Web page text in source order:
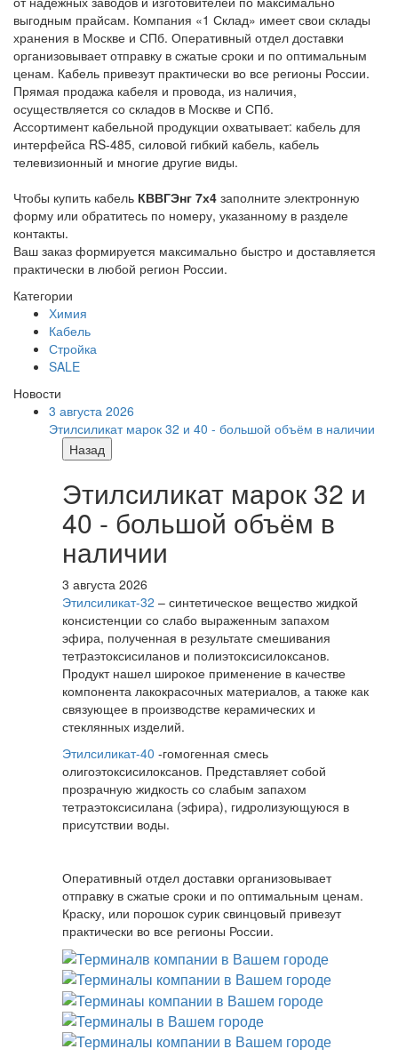
выгодным прайсам. Компания «1 Склад» имеет свои склады
хранения в Москве и СПб. Оперативный отдел доставки
организовывает отправку в сжатые сроки и по оптимальным
ценам. Кабель привезут практически во все регионы России.
Прямая продажа кабеля и провода, из наличия,
осуществляется со складов в Москве и СПб.
Ассортимент кабельной продукции охватывает: кабель для
интерфейса RS-485, силовой гибкий кабель, кабель
телевизионный и многие другие виды.
Чтобы купить кабель КВВГЭнг 7х4 заполните электронную
форму или обратитесь по номеру, указанному в разделе
контакты.
Ваш заказ формируется максимально быстро и доставляется
практически в любой регион России.
Категории
Химия
Кабель
Стройка
SALE
Новости
3 августа 2026
Этилсиликат марок 32 и 40 - большой объём в наличии
Назад
Этилсиликат марок 32 и
40 - большой объём в
наличии
3 августа 2026
Этилсиликат-32 – синтетическое вещество жидкой
консистенции со слабо выраженным запахом
эфира, полученная в результате смешивания
тетpаэтоксисиланов и полиэтоксисилоксанов.
Продукт нашел широкое применение в качестве
компонента лакокрасочных материалов, а также как
связующее в производстве керамических и
стеклянных изделий.
Этилсиликат-40 -гомогенная смесь
олигоэтоксисилоксанов. Представляет собой
прозрачную жидкость со слабым запахом
тетраэтоксисилана (эфира), гидролизующуюся в
присутствии воды.
Оперативный отдел доставки организовывает
отправку в сжатые сроки и по оптимальным ценам.
Краску, или порошок сурик свинцовый привезут
практически во все регионы России.